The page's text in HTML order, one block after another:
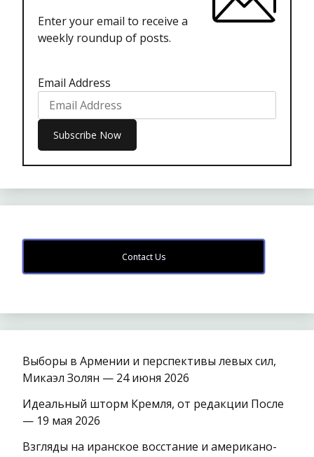
Enter your email to receive a
weekly roundup of posts.
Email Address
Contact Us
Выборы в Армении и перспективы левых сил,
Микаэл Золян — 24 июня 2026
Идеальный шторм Кремля, от редакции После
— 19 мая 2026
Взгляды на иранское восстание и американо-